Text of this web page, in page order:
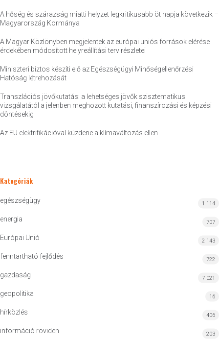
A hőség és szárazság miatti helyzet legkritikusabb öt napja következik –
Magyarország Kormánya
A Magyar Közlönyben megjelentek az európai uniós források elérése
érdekében módosított helyreállítási terv részletei
Miniszteri biztos készíti elő az Egészségügyi Minőségellenőrzési
Hatóság létrehozását
Transzlációs jövőkutatás: a lehetséges jövők szisztematikus
vizsgálatától a jelenben meghozott kutatási, finanszírozási és képzési
döntésekig
Az EU elektrifikációval küzdene a klímaváltozás ellen
Kategóriák
egészségügy 1 114
energia 707
Európai Unió 2 143
fenntartható fejlődés 722
gazdaság 7 021
geopolitika 16
hírközlés 406
információ röviden 203